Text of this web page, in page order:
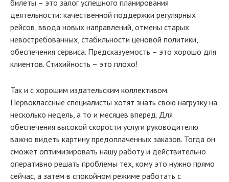
билеты – это залог успешного планирования
деятельности: качественной поддержки регулярных
рейсов, ввода новых направлений, отмены старых
невостребованных, стабильности ценовой политики,
обеспечения сервиса. Предсказуемость – это хорошо для
клиентов. Стихийность – это плохо!
Так и с хорошим издательским коллективом.
Первоклассные специалисты хотят знать свою нагрузку на
несколько недель, а то и месяцев вперед. Для
обеспечения высокой скорости услуги руководителю
важно видеть картину предоплаченных заказов. Тогда он
сможет оптимизировать нашу работу и действительно
оперативно решать проблемы тех, кому это нужно прямо
сейчас, а затем в спокойном режиме работать с